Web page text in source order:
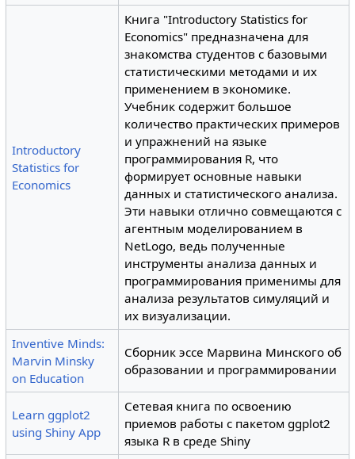
Introductory
Statistics for
Economics
Книга "Introductory Statistics for
Economics" предназначена для
знакомства студентов с базовыми
статистическими методами и их
применением в экономике.
Учебник содержит большое
количество практических примеров
и упражнений на языке
программирования R, что
формирует основные навыки
данных и статистического анализа.
Эти навыки отлично совмещаются с
агентным моделированием в
NetLogo, ведь полученные
инструменты анализа данных и
программирования применимы для
анализа результатов симуляций и
их визуализации.
Inventive Minds:
Marvin Minsky
on Education
Сборник эссе Марвина Минского об
образовании и программировании
Learn ggplot2
using Shiny App
Сетевая книга по освоению
приемов работы с пакетом ggplot2
языка R в среде Shiny